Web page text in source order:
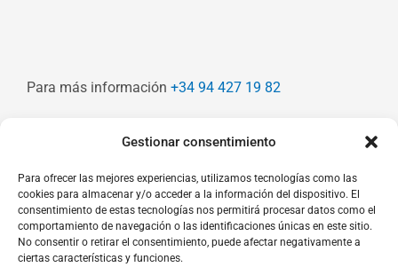
Gestionar consentimiento
Para ofrecer las mejores experiencias, utilizamos tecnologías como las
cookies para almacenar y/o acceder a la información del dispositivo. El
consentimiento de estas tecnologías nos permitirá procesar datos como el
comportamiento de navegación o las identificaciones únicas en este sitio.
No consentir o retirar el consentimiento, puede afectar negativamente a
ciertas características y funciones.
Para más información +34 94 427 19 82
Política de privacidad
Política de cookies
Contactación
Servicios Cualitativos
Ciudadanía activa